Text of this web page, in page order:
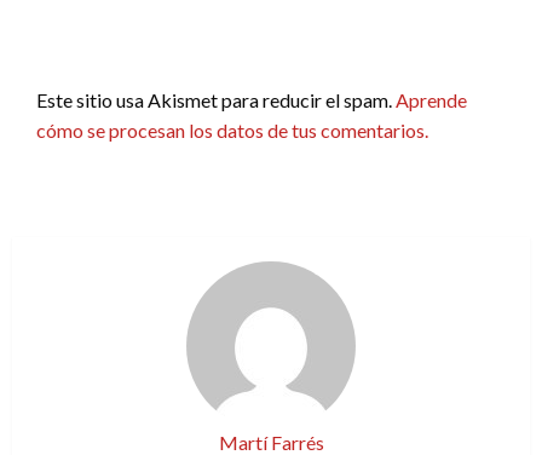
Este sitio usa Akismet para reducir el spam.Aprende
cómo se procesan los datos de tus comentarios.
Martí Farrés